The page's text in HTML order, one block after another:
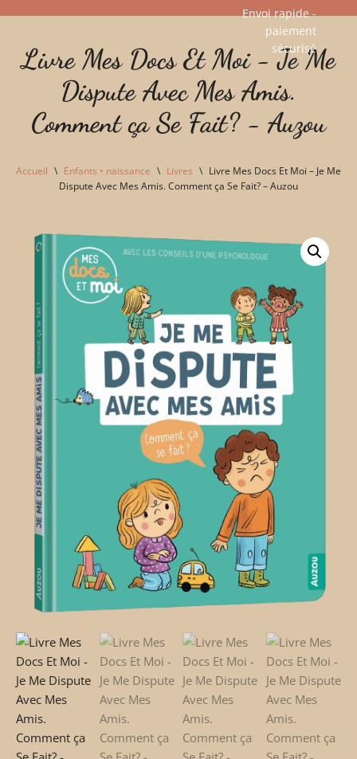
au
Envoi rapide -
paiement
sécurisé​
Livre Mes Docs Et Moi - Je Me
Dispute Avec Mes Amis.
Comment ça Se Fait? - Auzou
Accueil \ Enfants • naissance \ Livres \ Livre Mes Docs Et Moi – Je Me
Dispute Avec Mes Amis. Comment ça Se Fait? – Auzou